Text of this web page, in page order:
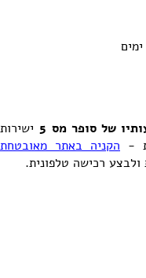
של סופר מס 5
ישירות
- הקניה באתר מאובטחת
ולבצע רכישה טלפונית.